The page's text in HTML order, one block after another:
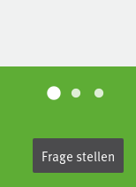
Frage stellen